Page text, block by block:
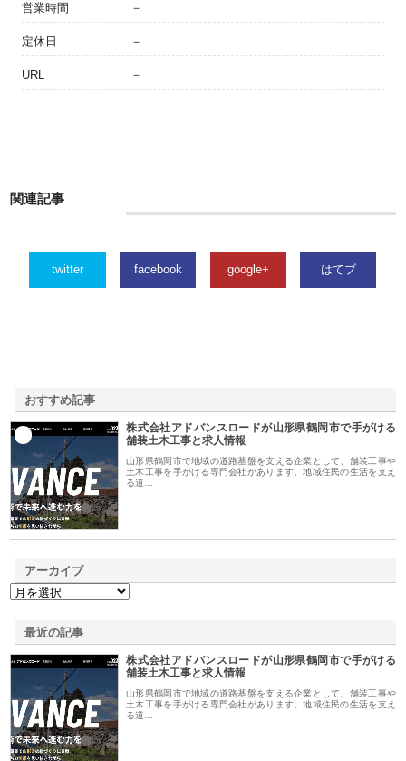
営業時間 －
定休日 －
URL －
関連記事
twitter facebook google+ はてブ
おすすめ記事
株式会社アドバンスロードが山形県鶴岡市で手がける
舗装土木工事と求人情報
山形県鶴岡市で地域の道路基盤を支える企業として、舗装工事や
土木工事を手がける専門会社があります。地域住民の生活を支え
る道…
アーカイブ
最近の記事
株式会社アドバンスロードが山形県鶴岡市で手がける
舗装土木工事と求人情報
山形県鶴岡市で地域の道路基盤を支える企業として、舗装工事や
土木工事を手がける専門会社があります。地域住民の生活を支え
る道…